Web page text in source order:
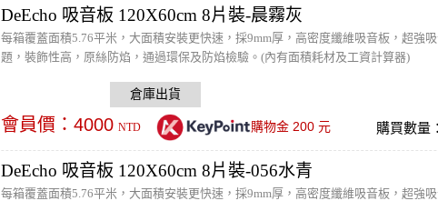
DeEcho 吸音板 120X60cm 8片裝-晨霧灰
每箱覆蓋面積5.76平米，大面積安裝更快速，採9mm厚，高密度纖維吸音板，超強
題，裝飾性高，原絲防焰，通過環保及防焰檢驗。(內有面積耗材及工資計算器)
會員價： 4000 NTD 購物金 200元 購買數量：
DeEcho 吸音板 120X60cm 8片裝-056水青
每箱覆蓋面積5.76平米，大面積安裝更快速，採9mm厚，高密度纖維吸音板，超強